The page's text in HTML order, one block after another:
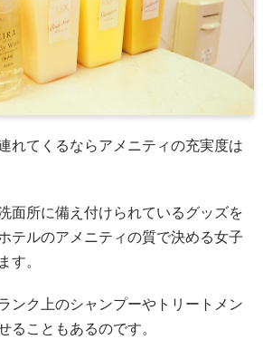
れてくるならアメニティの充実度は
面所に備え付けられているグッズを
テルのアメニティの質で決める女子
す。
ンク上のシャンプーやトリートメン
ることもあるのです。